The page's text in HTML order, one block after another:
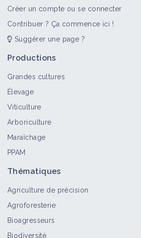
Créer un compte ou se connecter
Contribuer ? Ça commence ici !
Suggérer une page ?
Productions
Grandes cultures
Élevage
Viticulture
Arboriculture
Maraîchage
PPAM
Thématiques
Agriculture de précision
Agroforesterie
Bioagresseurs
Biodiversité